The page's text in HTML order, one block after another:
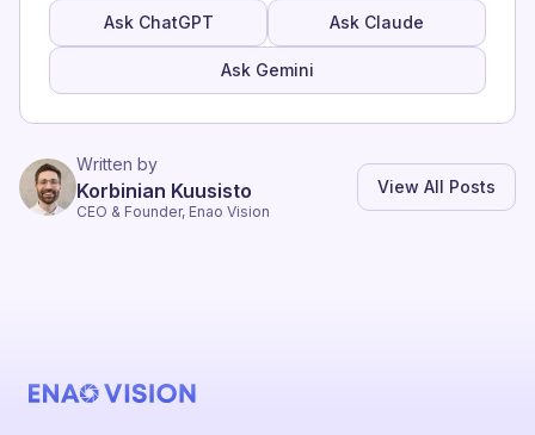
Ask ChatGPT Ask Claude
Ask Gemini
Written by
Korbinian Kuusisto
CEO & Founder, Enao Vision
View All Posts